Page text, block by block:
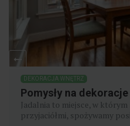
DEKORACJA WNĘTRZ
Pomysły na
Jadalnia to miejsce, w
przyjaciółmi, spożywamy